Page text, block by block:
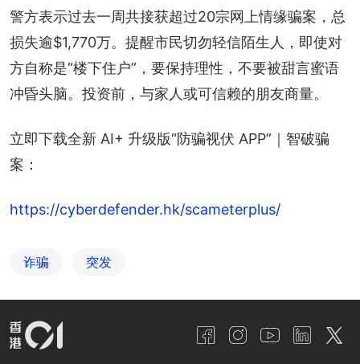
警方表示过去一周共接获超过20宗网上情缘骗案，总
损失逾$1,770万。提醒市民切勿轻信陌生人，即使对
方自称是“楼下住户”，要保持理性，不要被甜言蜜语
冲昏头脑。投资前，与家人或可信赖的朋友商量。
立即下载全新 AI+ 升级版“防骗视伏 APP”｜智破骗
案：
https://cyberdefender.hk/scameterplus/
诈骗 突发